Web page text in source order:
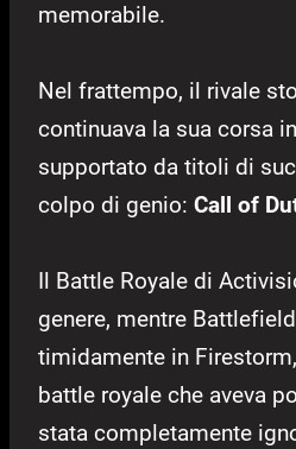
memorabile.
Nel frattempo, il rivale
continuava la sua corsa
supportato da titoli di
colpo di genio: Call of
Il Battle Royale di
genere, mentre
timidamente in
battle royale che aveva
stata completamente